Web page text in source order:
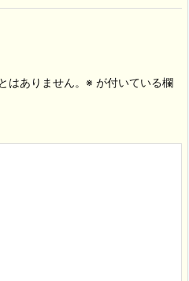
はありません。 ※ が付いている欄